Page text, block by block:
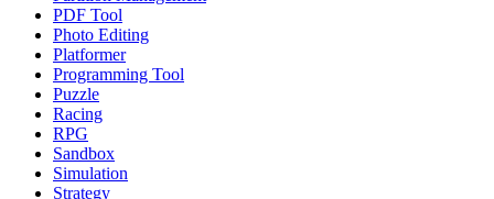
PDF Tool
Photo Editing
Platformer
Programming Tool
Puzzle
Racing
RPG
Sandbox
Simulation
Strategy